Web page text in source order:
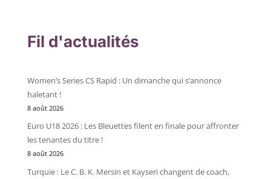
Fil d'actualités
Women’s Series CS Rapid : Un dimanche qui s’annonce
haletant !
8 août 2026
Euro U18 2026 : Les Bleuettes filent en finale pour affronter
les tenantes du titre !
8 août 2026
Turquie : Le C. B. K. Mersin et Kayseri changent de coach,